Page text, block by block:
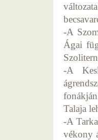
-A
Ágai
-A
Talaja
-A
vékony